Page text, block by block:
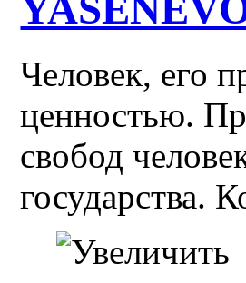
Человек, его
ценностью.
свобод
государства.